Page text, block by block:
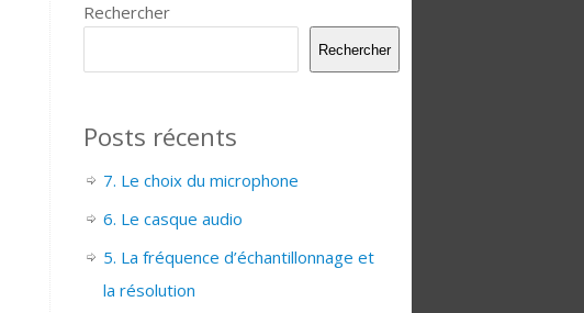
Rechercher
Rechercher
Posts récents
7. Le choix du microphone
6. Le casque audio
5. La fréquence d’échantillonnage et
la résolution